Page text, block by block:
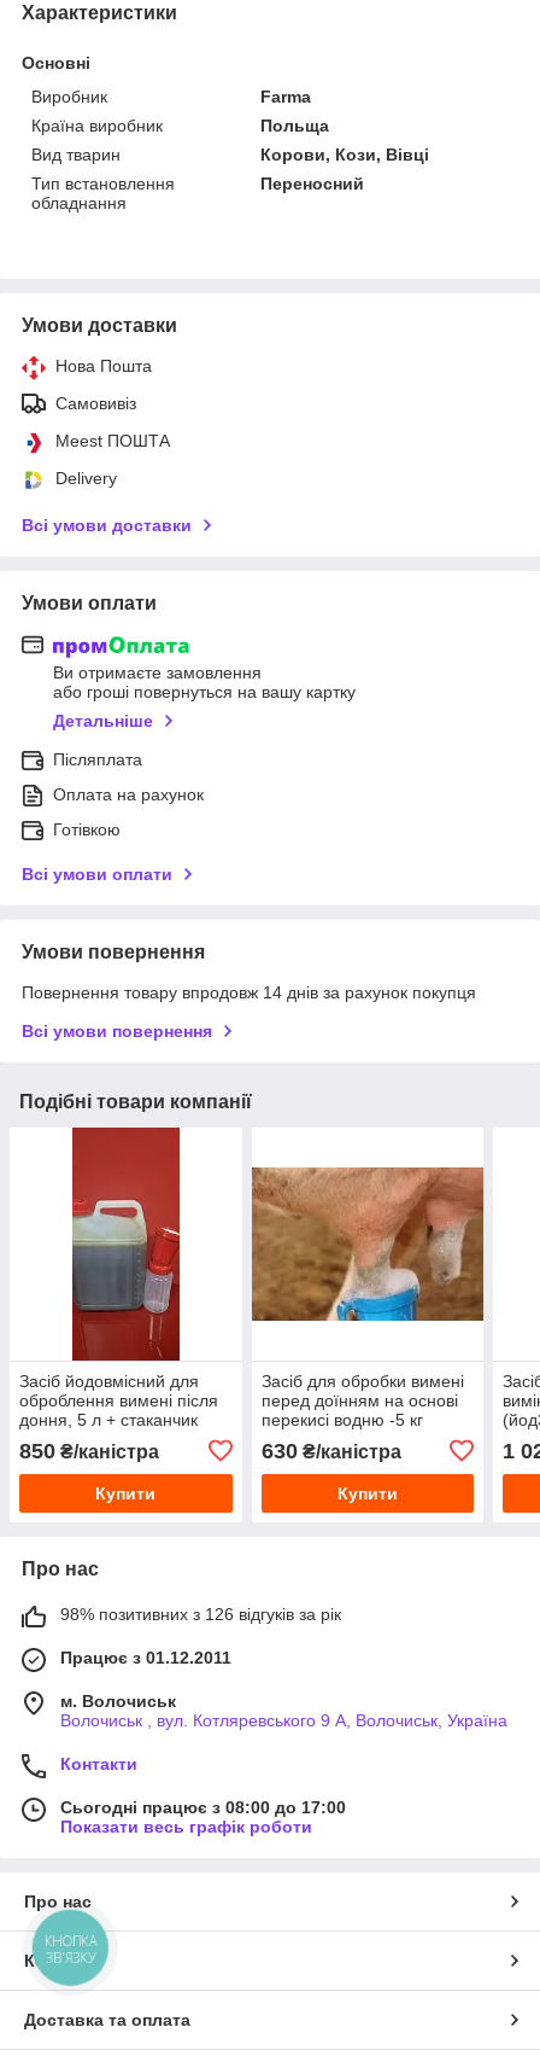
Характеристики
Основні
Виробник
Farma
Країна виробник
Польща
Вид тварин
Корови, Кози, Вівці
Тип встановлення
обладнання
Переносний
Умови доставки
Нова Пошта
Самовивіз
Meest ПОШТА
Delivery
Всі умови доставки
Умови оплати
Ви отримаєте замовлення
або гроші повернуться на вашу картку
Детальніше
Післяплата
Оплата на рахунок
Готівкою
Всі умови оплати
Умови повернення
Повернення товару впродовж 14 днів за рахунок покупця
Всі умови повернення
Подібні товари компанії
Засіб йодовмісний для
оброблення вимені після
доння, 5 л + стаканчик
850 ₴/каністра
Купити
Засіб для обробки вимені
перед доїнням на основі
перекисі водню -5 кг
630₴/каністра
Купити
1
Про нас
98% позитивних з 126 відгуків за рік
Працює з 01.12.2011
м. Волочиськ
Волочиськ , вул. Котляревського 9 А, Волочиськ, Україна
Контакти
Сьогодні працює з 08:00 до 17:00
Показати весь графік роботи
Про нас
Контакти
Доставка та оплата
КНОПКА
ЗВ'ЯЗКУ